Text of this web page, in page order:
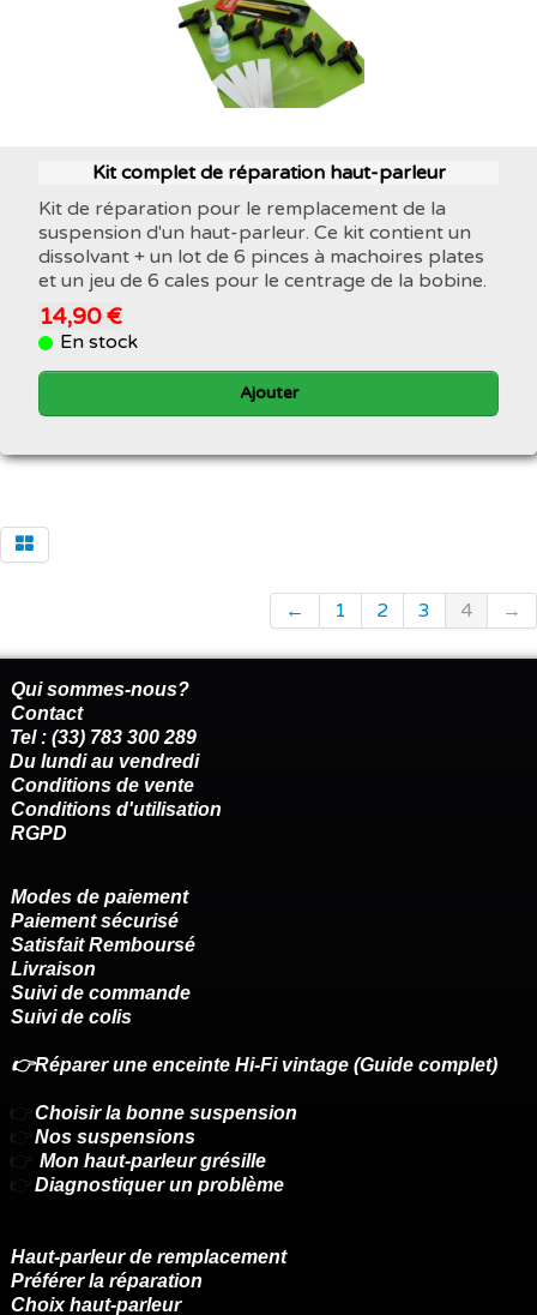
Kit complet de réparation haut-parleur
Kit de réparation pour le remplacement de la
suspension d'un haut-parleur. Ce kit contient un
dissolvant + un lot de 6 pinces à machoires plates
et un jeu de 6 cales pour le centrage de la bobine.
14,90 €
En stock
Ajouter
← 1 2 3 4 →
Qui sommes-nous?
Contact
Tel : (33) 783 300 289
Du lundi au vendredi
Conditions de vente
Conditions d'utilisation
RGPD
Modes de paiement
Paiement sécurisé
Satisfait Remboursé
Livraison
Suivi de commande
Suivi de colis
👉Réparer une enceinte Hi-Fi vintage (Guide complet)
👉 Choisir la bonne suspension
👉 Nos suspensions
👉 Mon haut-parleur grésille
👉 Diagnostiquer un problème
Haut-parleur de remplacement
Préférer la réparation
Choix haut-parleur